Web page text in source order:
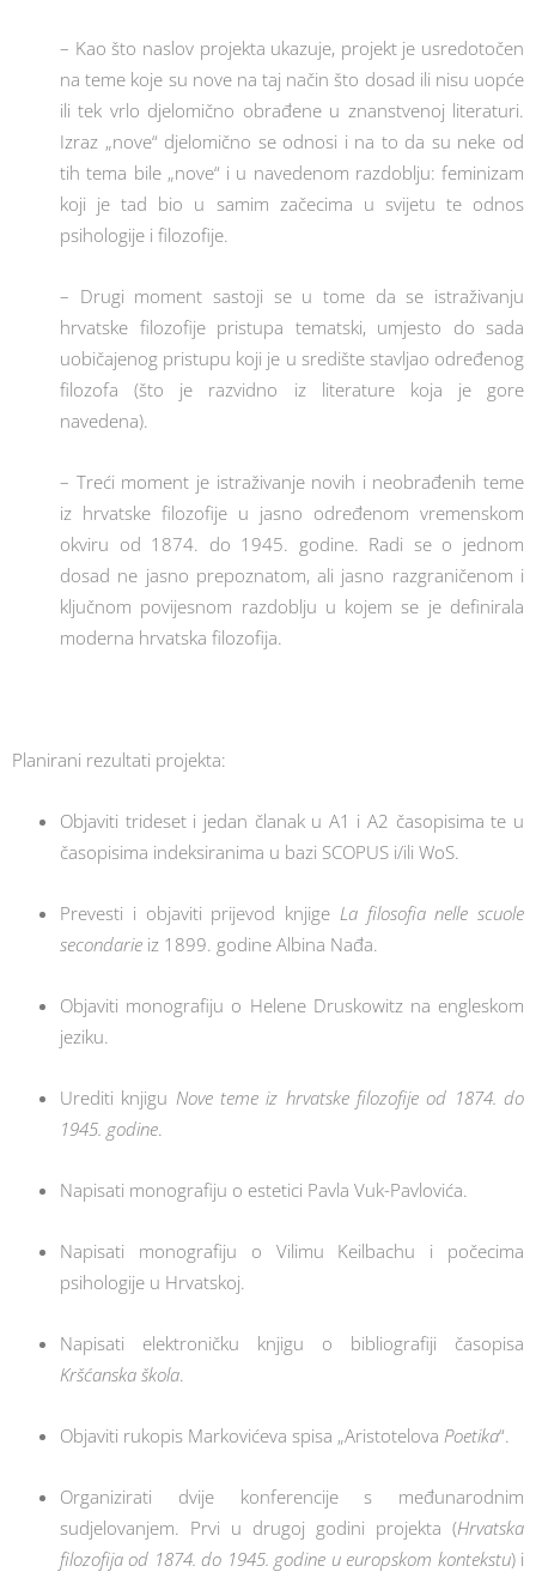
– Kao što naslov projekta ukazuje, projekt je usredotočen
na teme koje su nove na taj način što dosad ili nisu uopće
ili tek vrlo djelomično obrađene u znanstvenoj literaturi.
Izraz „nove“ djelomično se odnosi i na to da su neke od
tih tema bile „nove“ i u navedenom razdoblju: feminizam
koji je tad bio u samim začecima u svijetu te odnos
psihologije i filozofije.
– Drugi moment sastoji se u tome da se istraživanju
hrvatske filozofije pristupa tematski, umjesto do sada
uobičajenog pristupu koji je u središte stavljao određenog
filozofa (što je razvidno iz literature koja je gore
navedena).
– Treći moment je istraživanje novih i neobrađenih teme
iz hrvatske filozofije u jasno određenom vremenskom
okviru od 1874. do 1945. godine. Radi se o jednom
dosad ne jasno prepoznatom, ali jasno razgraničenom i
ključnom povijesnom razdoblju u kojem se je definirala
moderna hrvatska filozofija.
Planirani rezultati projekta:
Objaviti trideset i jedan članak u A1 i A2 časopisima te u
časopisima indeksiranima u bazi SCOPUS i/ili WoS.
Prevesti i objaviti prijevod knjige La filosofia nelle scuole
secondarie iz 1899. godine Albina Nađa.
Objaviti monografiju o Helene Druskowitz na engleskom
jeziku.
Urediti knjigu Nove teme iz hrvatske filozofije od 1874. do
1945. godine.
Napisati monografiju o estetici Pavla Vuk-Pavlovića.
Napisati monografiju o Vilimu Keilbachu i počecima
psihologije u Hrvatskoj.
Napisati elektroničku knjigu o bibliografiji časopisa
Kršćanska škola.
Objaviti rukopis Markovićeva spisa „Aristotelova Poetika“.
Organizirati dvije konferencije s međunarodnim
sudjelovanjem. Prvi u drugoj godini projekta (Hrvatska
filozofija od 1874. do 1945. godine u europskom kontekstu) i